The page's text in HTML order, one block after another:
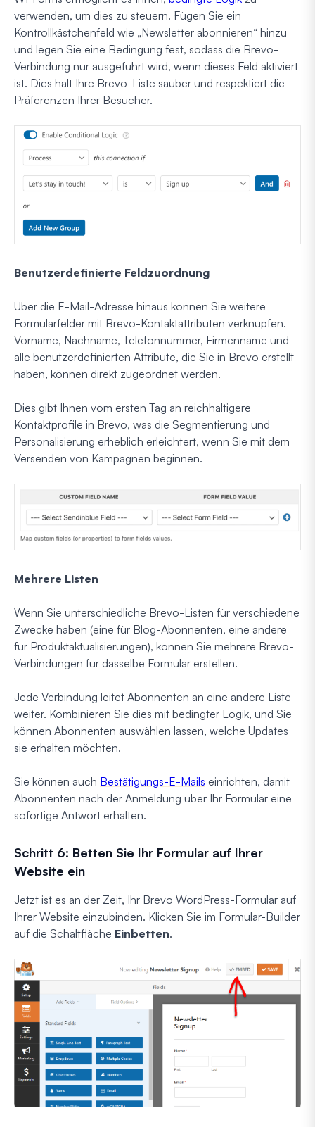
verwenden, um dies zu steuern. Fügen Sie ein
Kontrollkästchenfeld wie „Newsletter abonnieren“ hinzu
und legen Sie eine Bedingung fest, sodass die Brevo-
Verbindung nur ausgeführt wird, wenn dieses Feld aktiviert
ist. Dies hält Ihre Brevo-Liste sauber und respektiert die
Präferenzen Ihrer Besucher.
Benutzerdefinierte Feldzuordnung
Über die E-Mail-Adresse hinaus können Sie weitere
Formularfelder mit Brevo-Kontaktattributen verknüpfen.
Vorname, Nachname, Telefonnummer, Firmenname und
alle benutzerdefinierten Attribute, die Sie in Brevo erstellt
haben, können direkt zugeordnet werden.
Dies gibt Ihnen vom ersten Tag an reichhaltigere
Kontaktprofile in Brevo, was die Segmentierung und
Personalisierung erheblich erleichtert, wenn Sie mit dem
Versenden von Kampagnen beginnen.
Mehrere Listen
Wenn Sie unterschiedliche Brevo-Listen für verschiedene
Zwecke haben (eine für Blog-Abonnenten, eine andere
für Produktaktualisierungen), können Sie mehrere Brevo-
Verbindungen für dasselbe Formular erstellen.
Jede Verbindung leitet Abonnenten an eine andere Liste
weiter. Kombinieren Sie dies mit bedingter Logik, und Sie
können Abonnenten auswählen lassen, welche Updates
sie erhalten möchten.
Sie können auch Bestätigungs-E-Mails einrichten, damit
Abonnenten nach der Anmeldung über Ihr Formular eine
sofortige Antwort erhalten.
Schritt 6: Betten Sie Ihr Formular auf Ihrer
Website ein
Jetzt ist es an der Zeit, Ihr Brevo WordPress-Formular auf
Ihrer Website einzubinden. Klicken Sie im Formular-Builder
auf die Schaltfläche Einbetten.